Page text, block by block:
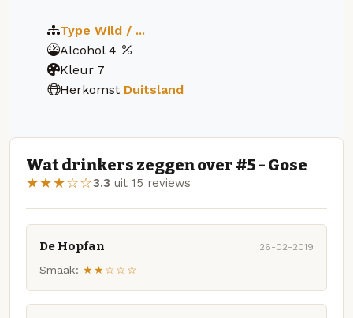
Type Wild / ...
Alcohol 4
Kleur 7
Herkomst Duitsland
Wat drinkers zeggen over #5 - Gose
★★★☆☆3.3 uit 15 reviews
De Hopfan 26-02-2019
Smaak: ★★☆☆☆